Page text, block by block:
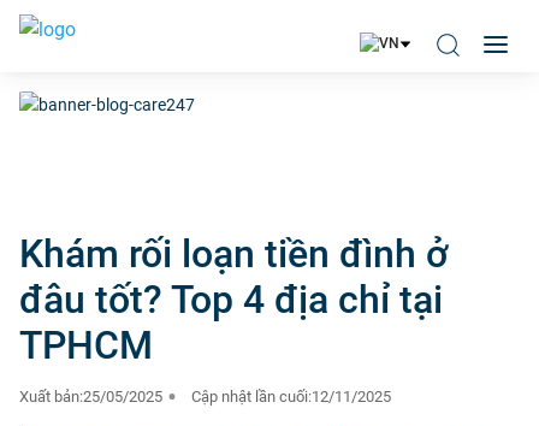
Khám rối loạn tiền đình ở
đâu tốt? Top 4 địa chỉ tại
TPHCM
Xuất bản:25/05/2025 Cập nhật lần cuối:12/11/2025